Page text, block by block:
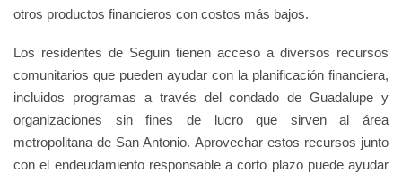
otros productos financieros con costos más bajos.
Los residentes de Seguin tienen acceso a diversos recursos
comunitarios que pueden ayudar con la planificación financiera,
incluidos programas a través del condado de Guadalupe y
organizaciones sin fines de lucro que sirven al área
metropolitana de San Antonio. Aprovechar estos recursos junto
con el endeudamiento responsable a corto plazo puede ayudar